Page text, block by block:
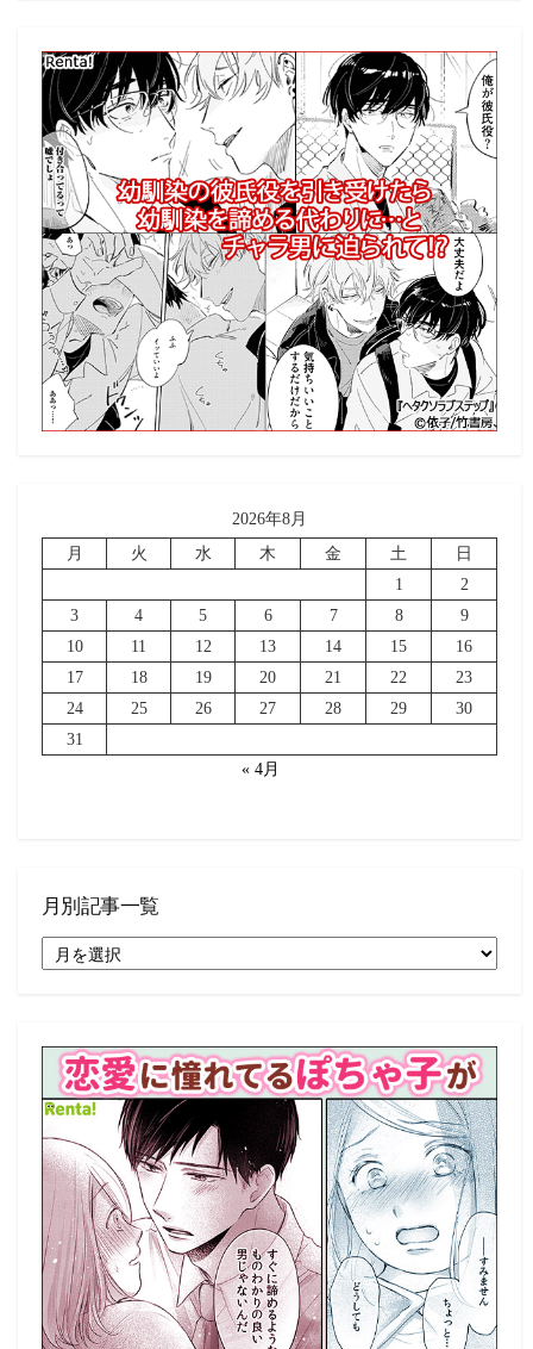
2026年8月
月
火 水 木 金 土
日
1
2
3
4 5 6 7 8
9
10
11 12 13 14 15
16
17
18 19 20 21 22
23
24
25 26 27 28 29
30
31
« 4月
月別記事一覧
別